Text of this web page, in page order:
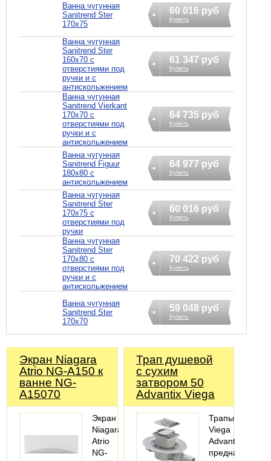
Ванна чугунная
Sanitrend Ster
170х75
60 016 руб
Купить
Ванна чугунная
Sanitrend Ster
160х70 с
отверстиями под
ручки и с
антискольжением
61 347 руб
Купить
Ванна чугунная
Sanitrend Vierkant
170х70 с
отверстиями под
ручки и с
антискольжением
64 735 руб
Купить
Ванна чугунная
Sanitrend Figuur
180х80 с
антискольжением
64 977 руб
Купить
Ванна чугунная
Sanitrend Ster
170х75 с
отверстиями под
ручки
60 016 руб
Купить
Ванна чугунная
Sanitrend Ster
170х80 с
отверстиями под
ручки и с
антискольжением
70 422 руб
Купить
Ванна чугунная
Sanitrend Ster
170х70
59 048 руб
Купить
Экран Niagara
Atrio NG-A150 к
ванне NG-
A15070
Экран
Niagara
Atrio
NG-
Трап душевой
с сухим
затвором 50
Advantix Viega
Трапы
Viega
Advantix
предназначены